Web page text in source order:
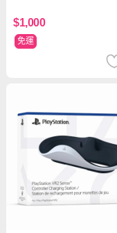
$1,000
免運